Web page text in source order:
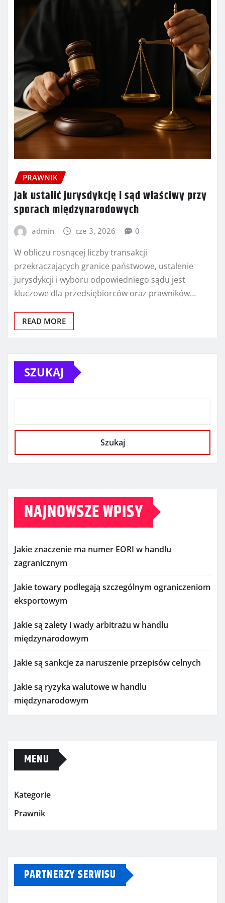
PRAWNIK
Jak ustalić jurysdykcję i sąd właściwy przy
sporach międzynarodowych
admin cze 3, 2026 0
W obliczu rosnącej liczby transakcji
przekraczających granice państwowe, ustalenie
jurysdykcji i wyboru odpowiedniego sądu jest
kluczowe dla przedsiębiorców oraz prawników…
READ MORE
SZUKAJ
Szukaj
NAJNOWSZE WPISY
Jakie znaczenie ma numer EORI w handlu
zagranicznym
Jakie towary podlegają szczególnym ograniczeniom
eksportowym
Jakie są zalety i wady arbitrażu w handlu
międzynarodowym
Jakie są sankcje za naruszenie przepisów celnych
Jakie są ryzyka walutowe w handlu
międzynarodowym
MENU
Kategorie
Prawnik
PARTNERZY SERWISU